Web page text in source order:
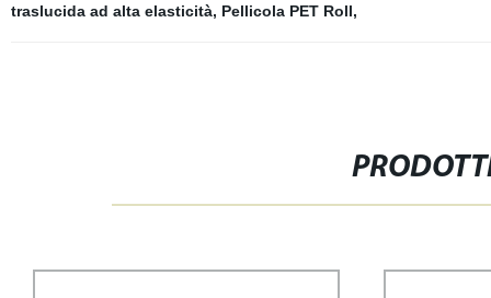
traslucida ad alta elasticità, Pellicola PET Roll,